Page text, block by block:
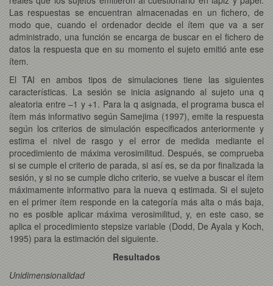
Las respuestas se encuentran almacenadas en un fichero, de
modo que, cuando el ordenador decide el ítem que va a ser
administrado, una función se encarga de buscar en el fichero de
datos la respuesta que en su momento el sujeto emitió ante ese
ítem.
El TAI en ambos tipos de simulaciones tiene las siguientes
características. La sesión se inicia asignando al sujeto una q
aleatoria entre –1 y +1. Para la q asignada, el programa busca el
ítem más informativo según Samejima (1997), emite la respuesta
según los criterios de simulación especificados anteriormente y
estima el nivel de rasgo y el error de medida mediante el
procedimiento de máxima verosimilitud. Después, se comprueba
si se cumple el criterio de parada, si así es, se da por finalizada la
sesión, y si no se cumple dicho criterio, se vuelve a buscar el ítem
máximamente informativo para la nueva q estimada. Si el sujeto
en el primer ítem responde en la categoría más alta o más baja,
no es posible aplicar máxima verosimilitud, y, en este caso, se
aplica el procedimiento stepsize variable (Dodd, De Ayala y Koch,
1995) para la estimación del siguiente.
Resultados
Unidimensionalidad